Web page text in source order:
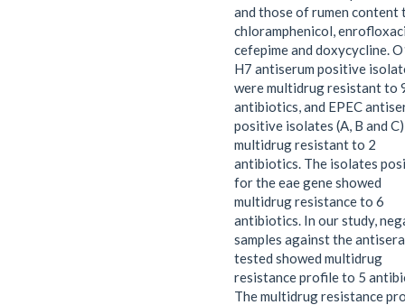
and those of rumen content
chloramphenicol,
cefepime and doxycycline.
H7 antiserum positive
were multidrug resistant to
antibiotics, and EPEC
positive isolates (A, B and
multidrug resistant to 2
antibiotics. The isolates
for the eae gene showed
multidrug resistance to 6
antibiotics. In our study,
samples against the antisera
tested showed multidrug
resistance profile to 5
The multidrug resistance